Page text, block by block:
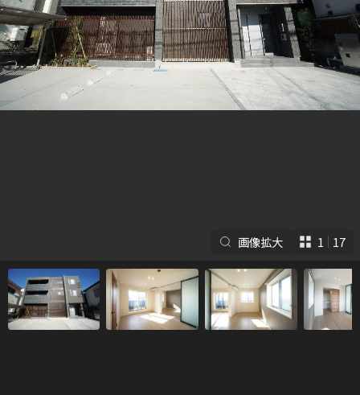
人気のカテゴリから探す
ルームツアー 動画ギャラリー
画像拡大 1 17